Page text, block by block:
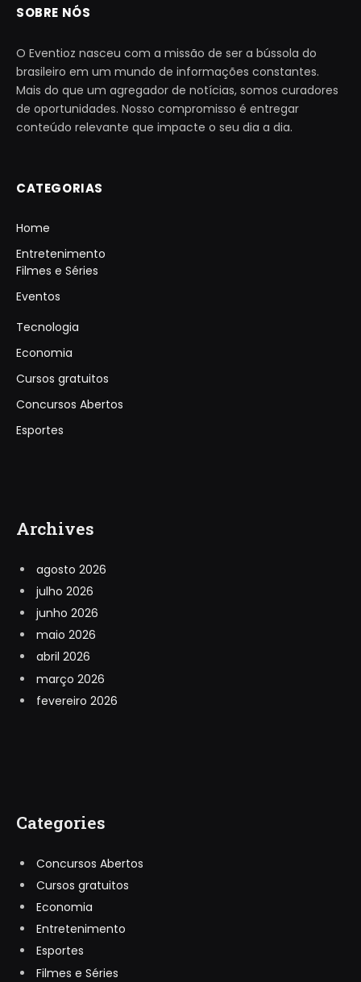
SOBRE NÓS
O Eventioz nasceu com a missão de ser a bússola do
brasileiro em um mundo de informações constantes.
Mais do que um agregador de notícias, somos curadores
de oportunidades. Nosso compromisso é entregar
conteúdo relevante que impacte o seu dia a dia.
CATEGORIAS
Home
Entretenimento
Filmes e Séries
Eventos
Tecnologia
Economia
Cursos gratuitos
Concursos Abertos
Esportes
Archives
agosto 2026
julho 2026
junho 2026
maio 2026
abril 2026
março 2026
fevereiro 2026
Categories
Concursos Abertos
Cursos gratuitos
Economia
Entretenimento
Esportes
Filmes e Séries